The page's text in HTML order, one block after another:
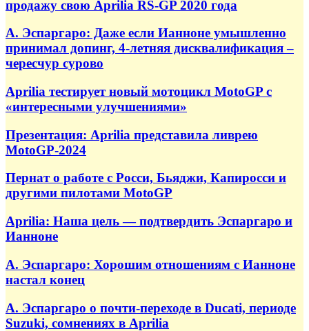
продажу свою Aprilia RS-GP 2020 года
А. Эспаргаро: Даже если Ианноне умышленно
принимал допинг, 4-летняя дисквалификация –
чересчур сурово
Aprilia тестирует новый мотоцикл MotoGP с
«интересными улучшениями»
Презентация: Aprilia представила ливрею
MotoGP-2024
Пернат о работе с Росси, Бьяджи, Капиросси и
другими пилотами MotoGP
Aprilia: Наша цель — подтвердить Эспаргаро и
Ианноне
А. Эспаргаро: Хорошим отношениям с Ианноне
настал конец
А. Эспаргаро о почти-переходе в Ducati, периоде
Suzuki, сомнениях в Aprilia